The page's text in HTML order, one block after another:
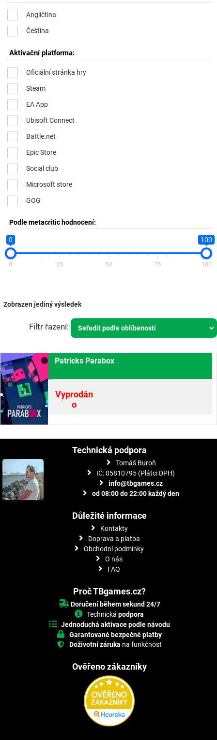
Angličtina
Čeština
Aktivační platforma:
Oficiální stránka hry
Steam
EA App
Ubisoft Connect
Battle.net
Epic Store
Social club
Microsoft store
GOG
Podle metacritic hodnocení:
0 100
0 25 50 75 100
Zobrazen jediný výsledek
Patricks Parabox
Vyprodán
o
Technická podpora
Tomáš Buroň
IČ: 05810795 (Plátci DPH)
info@tbgames.cz
od 08:00 do 22:00 každý den
Důležité informace
Kontakty
Doprava a platba
Obchodní podmínky
O nás
FAQ
Proč TBgames.cz?
Doručení během sekund 24/7
Technickápodpora
Jednoduchá aktivace podle návodu
Garantované bezpečné platby
Doživotní záruka na funkčnost
Ověřeno zákazníky